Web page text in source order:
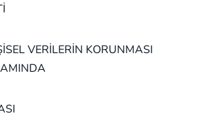
VERİLERİN KORUNMASI